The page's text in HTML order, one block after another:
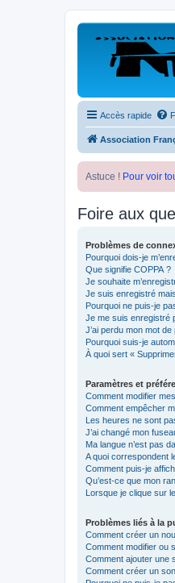
Accès rapide
Association
Astuce ! Pour voir
Foire aux
Problèmes de
Pourquoi dois-je
Que signifie COPPA ?
Je souhaite
Je suis enregistré
Pourquoi ne puis-je
Je me suis enregistré
J’ai perdu mon mot de
Pourquoi suis-je
À quoi sert «
Paramètres et
Comment modifier
Comment empêcher
Les heures ne sont
J’ai changé mon
Ma langue n’est pas
A quoi correspondent
Comment puis-je
Qu’est-ce que mon
Lorsque je clique sur
Problèmes liés à la
Comment créer un
Comment modifier ou
Comment ajouter une
Comment créer un